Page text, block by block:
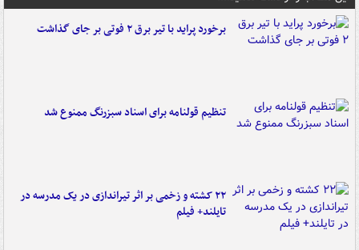
برخورد پراید با تیر برق ۲ فوتی بر جای گذاشت
تنظیم قولنامه برای اسناد سبزرنگ ممنوع شد
۲۲ کشته و زخمی بر اثر تیراندازی در یک مدرسه در
تایلند+ فیلم